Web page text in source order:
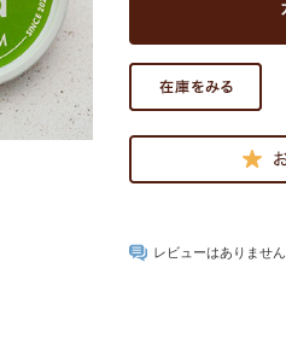
レビューはありません